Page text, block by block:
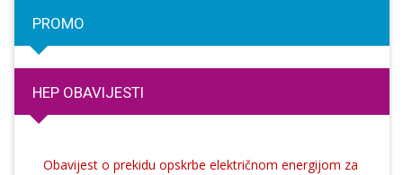
PROMO
HEP OBAVIJESTI
Obavijest o prekidu opskrbe električnom energijom za